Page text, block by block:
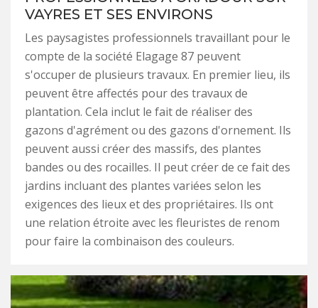
VAYRES ET SES ENVIRONS
Les paysagistes professionnels travaillant pour le
compte de la société Elagage 87 peuvent
s'occuper de plusieurs travaux. En premier lieu, ils
peuvent être affectés pour des travaux de
plantation. Cela inclut le fait de réaliser des
gazons d'agrément ou des gazons d'ornement. Ils
peuvent aussi créer des massifs, des plantes
bandes ou des rocailles. Il peut créer de ce fait des
jardins incluant des plantes variées selon les
exigences des lieux et des propriétaires. Ils ont
une relation étroite avec les fleuristes de renom
pour faire la combinaison des couleurs.